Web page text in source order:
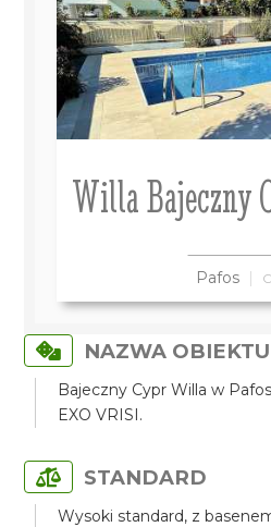
Willa Bajeczny
Pafos
NAZWA OBIEKTU
Bajeczny Cypr Willa w
EXO VRISI.
STANDARD
Wysoki standard, z